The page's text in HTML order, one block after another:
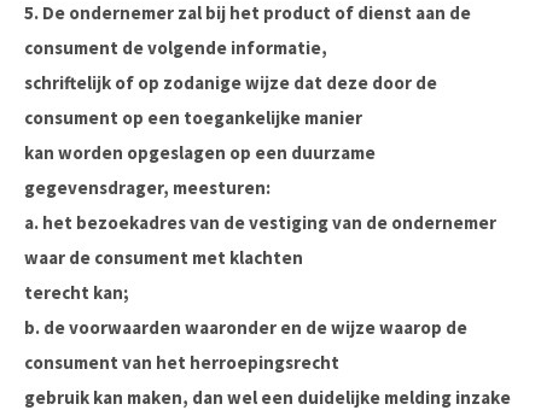
5. De ondernemer zal bij het product of dienst aan de
consument de volgende informatie,
schriftelijk of op zodanige wijze dat deze door de
consument op een toegankelijke manier
kan worden opgeslagen op een duurzame
gegevensdrager, meesturen:
a. het bezoekadres van de vestiging van de ondernemer
waar de consument met klachten
terecht kan;
b. de voorwaarden waaronder en de wijze waarop de
consument van het herroepingsrecht
gebruik kan maken, dan wel een duidelijke melding inzake